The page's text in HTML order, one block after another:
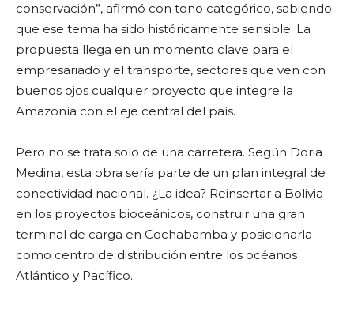
conservación”, afirmó con tono categórico, sabiendo
que ese tema ha sido históricamente sensible. La
propuesta llega en un momento clave para el
empresariado y el transporte, sectores que ven con
buenos ojos cualquier proyecto que integre la
Amazonía con el eje central del país.
Pero no se trata solo de una carretera. Según Doria
Medina, esta obra sería parte de un plan integral de
conectividad nacional. ¿La idea? Reinsertar a Bolivia
en los proyectos bioceánicos, construir una gran
terminal de carga en Cochabamba y posicionarla
como centro de distribución entre los océanos
Atlántico y Pacífico.